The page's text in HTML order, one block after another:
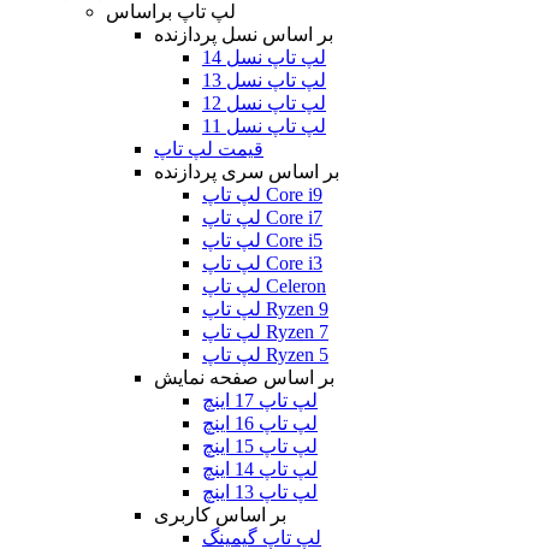
لپ تاپ براساس
بر اساس نسل پردازنده
لپ تاپ نسل 14
لپ تاپ نسل 13
لپ تاپ نسل 12
لپ تاپ نسل 11
قیمت لپ تاپ
بر اساس سری پردازنده
لپ تاپ Core i9
لپ تاپ Core i7
لپ تاپ Core i5
لپ تاپ Core i3
لپ تاپ Celeron
لپ تاپ Ryzen 9
لپ تاپ Ryzen 7
لپ تاپ Ryzen 5
بر اساس صفحه نمایش
لپ تاپ 17 اینچ
لپ تاپ 16 اینچ
لپ تاپ 15 اینچ
لپ تاپ 14 اینچ
لپ تاپ 13 اینچ
بر اساس کاربری
لپ تاپ گیمینگ